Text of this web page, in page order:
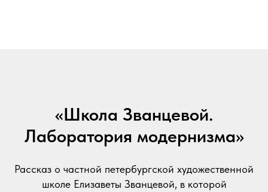
«Школа Званцевой.
Лаборатория модернизма»
Рассказ о частной петербургской художественной
школе Елизаветы Званцевой, в которой